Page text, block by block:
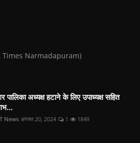
Times Narmadapuram)
पालिका अध्यक्ष हटाने के लिए उपाध्यक्ष सहित
News अगस्त 20, 2024 1 1849